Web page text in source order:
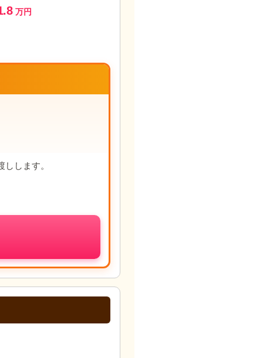
万円
します。